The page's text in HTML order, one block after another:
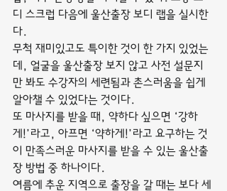
디 스크럽 다음에 울산출장 보디 랩을 실시한
다.
무척 재미있고도 특이한 것이 한 가지 있었는
데, 얼굴을 울산출장 보지 않고 사전 설문지
만 봐도 수강자의 세련됨과 촌스러움을 쉽게
알아챌 수 있었다는 것이다.
또 마사지를 받을 때, 약하다 싶으면 ‘강하
게!’라고, 아프면 ‘약하게!’라고 요구하는 것
이 만족스러운 마사지를 받을 수 있는 울산출
장 방법 중 하나이다.
여름에 추운 지역으로 출장을 갈 때는 보다 세